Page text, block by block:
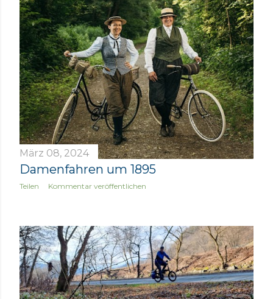
März 08, 2024
Damenfahren um 1895
Teilen Kommentar veröffentlichen